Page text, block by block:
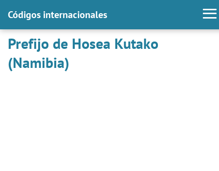
Códigos internacionales
Prefijo de Hosea Kutako
(Namibia)